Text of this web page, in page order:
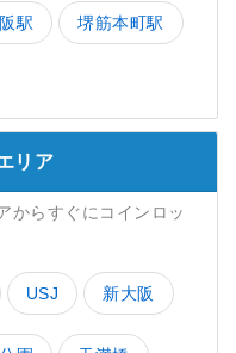
駅 堺筋本町駅
リア
からすぐにコインロッ
USJ 新大阪